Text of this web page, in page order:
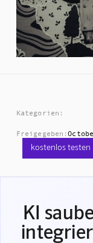
Kategorien:
Freigegeben:
kostenlos testen
KI